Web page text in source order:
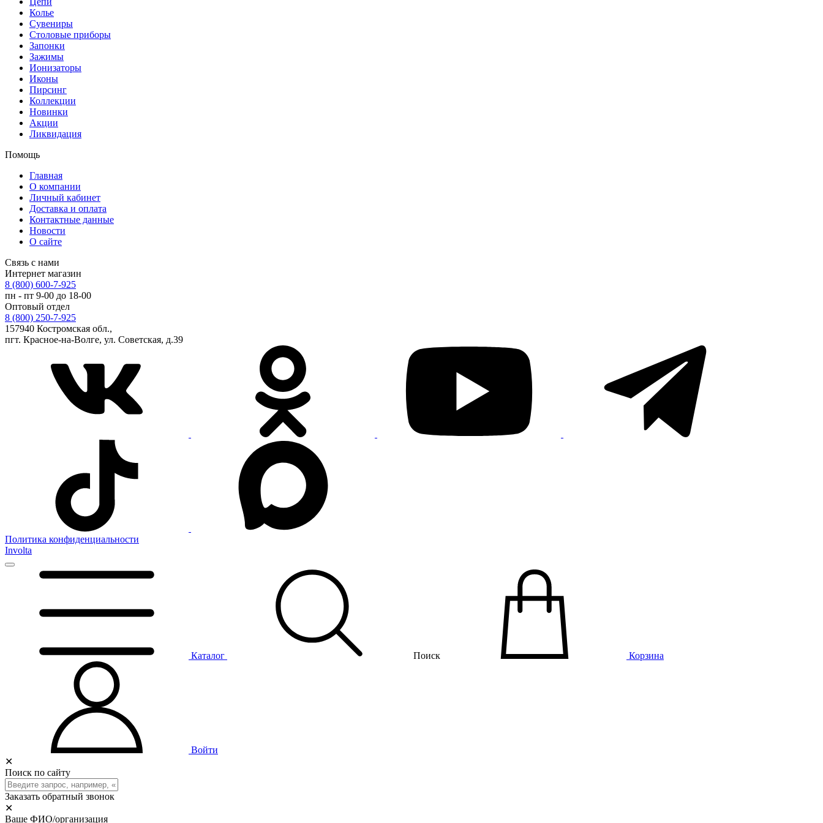
Колье
Сувениры
Столовые приборы
Запонки
Зажимы
Ионизаторы
Иконы
Пирсинг
Коллекции
Новинки
Акции
Ликвидация
Помощь
Главная
О компании
Личный кабинет
Доставка и оплата
Контактные данные
Новости
О сайте
Связь с нами
Интернет магазин
8 (800) 600-7-925
пн - пт 9-00 до 18-00
Оптовый отдел
8 (800) 250-7-925
157940 Костромская обл.,
пгт. Красное-на-Волге, ул. Советская, д.39
Политика конфиденциальности
Involta
Каталог Поиск Корзина
Войти
✕
Поиск по сайту
Заказать обратный звонок
✕
Ваше ФИО/организация